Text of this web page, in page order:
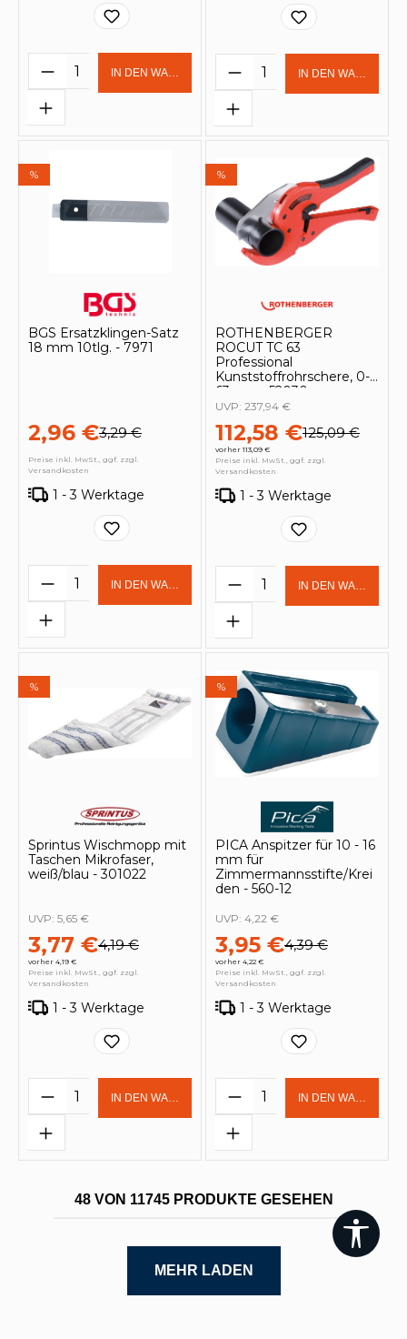
Produkt Anzahl: Gib den
IN DEN WARENKORB Produkt Anzahl:
IN DEN
%
BGS Ersatzklingen-Satz
18 mm 10tlg. - 7971
2,96 €3,29 €
Preise inkl. MwSt., ggf. zzgl.
Versandkosten
1 - 3 Werktage
Produkt Anzahl: Gib den
IN DEN WARENKORB
%
ROTHENBERGER
ROCUT TC 63
Professional
Kunststoffrohrschere, 0-
63mm - 52030
112,58 €125,09 €
vorher 113,09 €
UVP: 237,94 €
Preise inkl. MwSt., ggf. zzgl.
Versandkosten
1 - 3 Werktage
Produkt Anzahl:
IN DEN
%
Sprintus Wischmopp mit
Taschen Mikrofaser,
weiß/blau - 301022
3,77 €4,19 €
vorher 4,19 €
UVP: 5,65 €
Preise inkl. MwSt., ggf. zzgl.
Versandkosten
1 - 3 Werktage
Produkt Anzahl: Gib den
IN DEN WARENKORB
%
PICA Anspitzer für 10 - 16
mm für
Zimmermannsstifte/Krei
den - 560-12
3,95 €4,39 €
vorher 4,22 €
UVP: 4,22 €
Preise inkl. MwSt., ggf. zzgl.
Versandkosten
1 - 3 Werktage
Produkt Anzahl:
IN DEN
48 VON 11745 PRODUKTE GESEHEN
MEHR LADEN